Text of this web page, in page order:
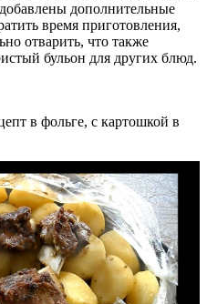
дополнительные
время приготовления,
отварить, что также
бульон для других блюд.